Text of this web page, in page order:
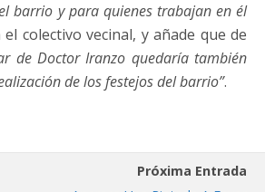
barrio y para quienes trabajan en él
el colectivo vecinal, y añade que de
de Doctor Iranzo quedaría también
de los festejos del barrio”.
Próxima Entrada